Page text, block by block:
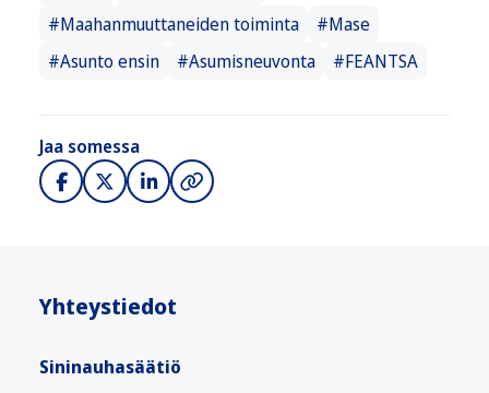
#Maahanmuuttaneiden toiminta
#Mase
#Asunto ensin
#Asumisneuvonta #FEANTSA
Jaa somessa
Yhteystiedot
Sininauhasäätiö